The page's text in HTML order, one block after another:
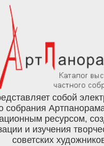
собой
собрания
ресурсом,
и изучения
советских